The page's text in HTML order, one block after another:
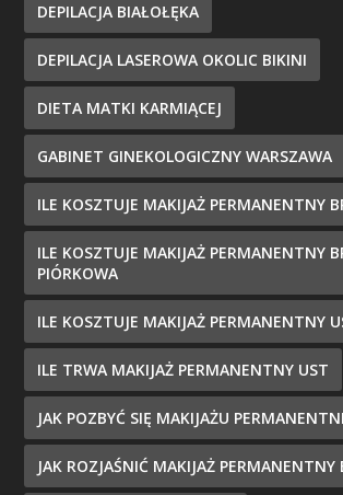
DEPILACJA BIAŁOŁĘKA
DEPILACJA LASEROWA OKOLIC BIKINI
DIETA MATKI KARMIĄCEJ
GABINET GINEKOLOGICZNY WARSZAWA
ILE KOSZTUJE MAKIJAŻ PERMANENTNY
ILE KOSZTUJE MAKIJAŻ PERMANENTNY
PIÓRKOWA
ILE KOSZTUJE MAKIJAŻ PERMANENTNY
ILE TRWA MAKIJAŻ PERMANENTNY UST
JAK POZBYĆ SIĘ MAKIJAŻU
JAK ROZJAŚNIĆ MAKIJAŻ PERMANENTNY